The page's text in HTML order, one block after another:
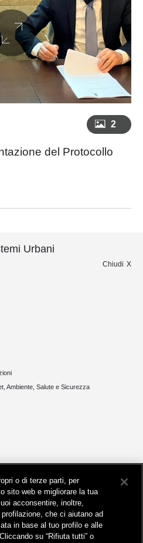
2
del Protocollo
Urbani
Chiudi
Ambiente, Salute e Sicurezza
o di terze parti, per
sito web e migliorare la tua
acconsentire, inoltre,
che ci aiutano ad
in base al tuo profilo e alle
su “Rifiuta tutti” o